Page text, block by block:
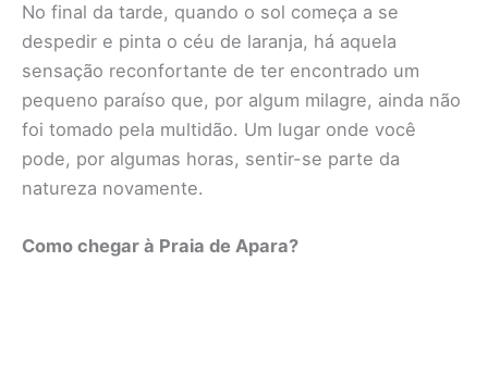
No final da tarde, quando o sol começa a se
despedir e pinta o céu de laranja, há aquela
sensação reconfortante de ter encontrado um
pequeno paraíso que, por algum milagre, ainda não
foi tomado pela multidão. Um lugar onde você
pode, por algumas horas, sentir-se parte da
natureza novamente.
Como chegar à Praia de Apara?